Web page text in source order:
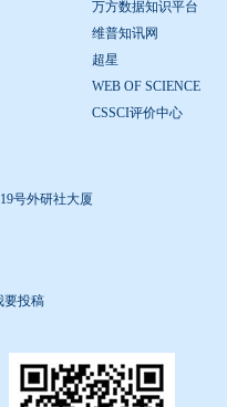
万方数据知识平台
维普知讯网
超星
WEB OF SCIENCE
CSSCI评价中心
号外研社大厦
要投稿